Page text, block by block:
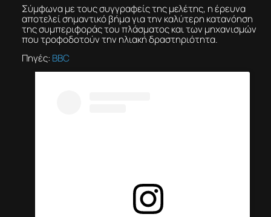
Σύμφωνα με τους συγγραφείς της μελέτης, η έρευνα
αποτελεί σημαντικό βήμα για την καλύτερη κατανόηση
της συμπεριφοράς του πλάσματος και των μηχανισμών
που τροφοδοτούν την ηλιακή δραστηριότητα.
Πηγές: BBC